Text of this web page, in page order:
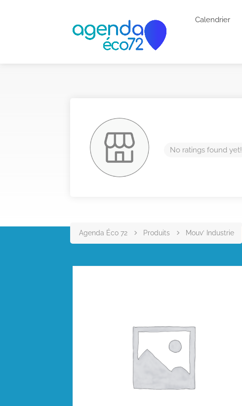
Calendrier
No ratings found yet!
Agenda Éco 72 Produits Mouv’ Industrie